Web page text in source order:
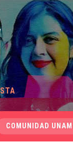
COMUNIDAD UNAM